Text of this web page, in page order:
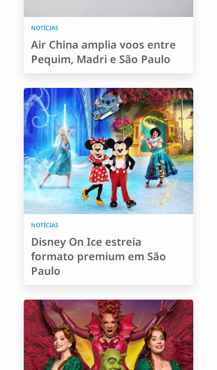
NOTÍCIAS
Air China amplia voos entre
Pequim, Madri e São Paulo
NOTÍCIAS
Disney On Ice estreia
formato premium em São
Paulo